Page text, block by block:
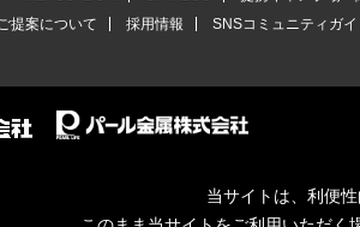
提案について 採用情報 SNSコミュニティガ
当サイトは、利便